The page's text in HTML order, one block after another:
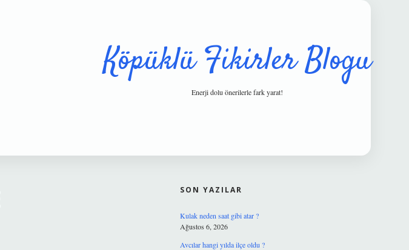
Köpüklü Fikirler Blogu
Enerji dolu önerilerle fark yarat!
SON YAZILAR
Kulak neden saat gibi atar ?
Ağustos 6, 2026
Avcılar hangi yılda ilçe oldu ?